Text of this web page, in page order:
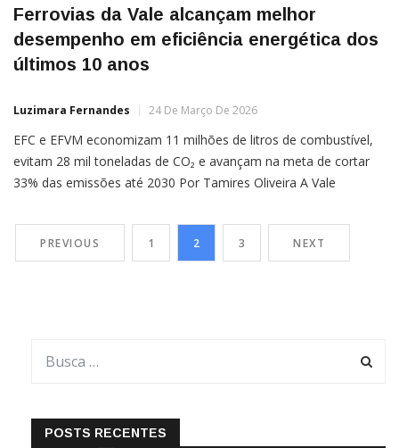
Ferrovias da Vale alcançam melhor
desempenho em eficiência energética dos
últimos 10 anos
Luzimara Fernandes 24 De Março De 2026
EFC e EFVM economizam 11 milhões de litros de combustível,
evitam 28 mil toneladas de CO₂ e avançam na meta de cortar
33% das emissões até 2030 Por Tamires Oliveira A Vale
energética de suas ferrovias da última década. O resultado foi
registrado nas operações da Estrada […]
PREVIOUS 1 2 3 NEXT
POSTS RECENTES